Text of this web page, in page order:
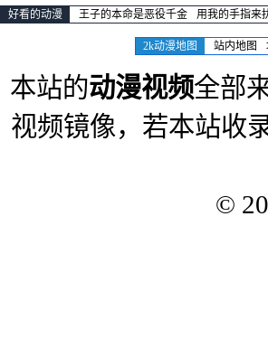
好看的动漫 王子的本命是恶役千金 用我的手指来
2k动漫地图 站内地图
本站的动漫视频全部
视频镜像，若本站收
©